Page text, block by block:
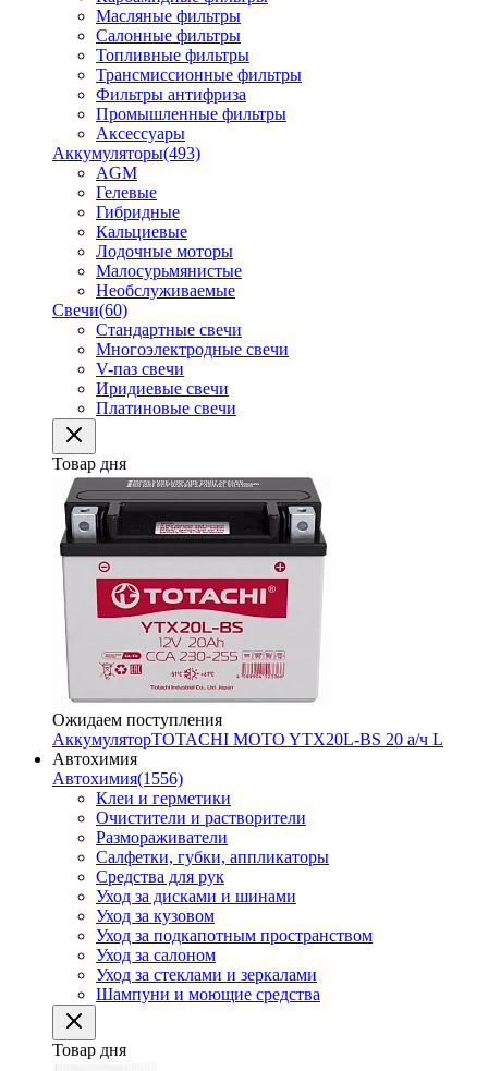
Масляные фильтры
Салонные фильтры
Топливные фильтры
Трансмиссионные фильтры
Фильтры антифриза
Промышленные фильтры
Аксессуары
Аккумуляторы(493)
AGM
Гелевые
Гибридные
Кальциевые
Лодочные моторы
Малосурьмянистые
Необслуживаемые
Свечи(60)
Стандартные свечи
Многоэлектродные свечи
V-паз свечи
Иридиевые свечи
Платиновые свечи
Товар дня
Ожидаем поступления
АккумуляторTOTACHI MOTO YTX20L-BS 20 а/ч L
Автохимия
Автохимия(1556)
Клеи и герметики
Очистители и растворители
Размораживатели
Салфетки, губки, аппликаторы
Средства для рук
Уход за дисками и шинами
Уход за кузовом
Уход за подкапотным пространством
Уход за салоном
Уход за стеклами и зеркалами
Шампуни и моющие средства
Товар дня